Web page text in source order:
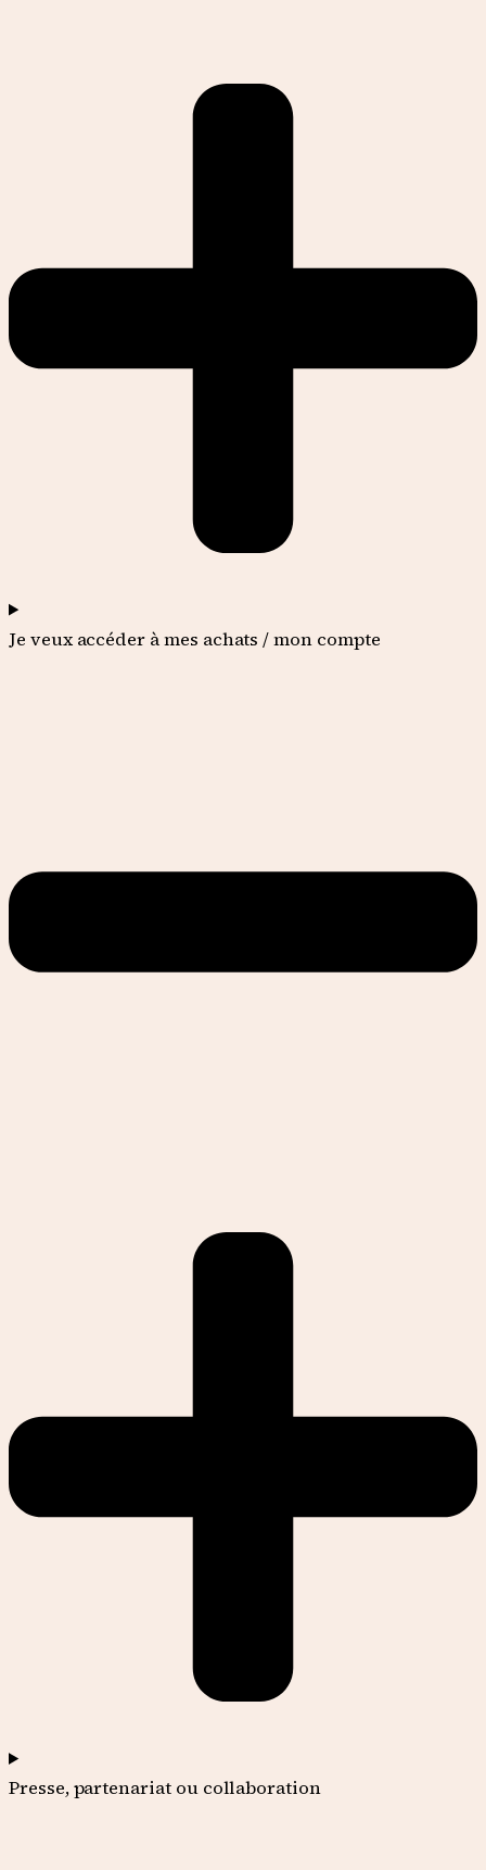
Je veux accéder à mes achats / mon compte
Presse, partenariat ou collaboration